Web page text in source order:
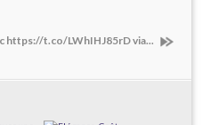
https://t.co/LWhIHJ85rD via...